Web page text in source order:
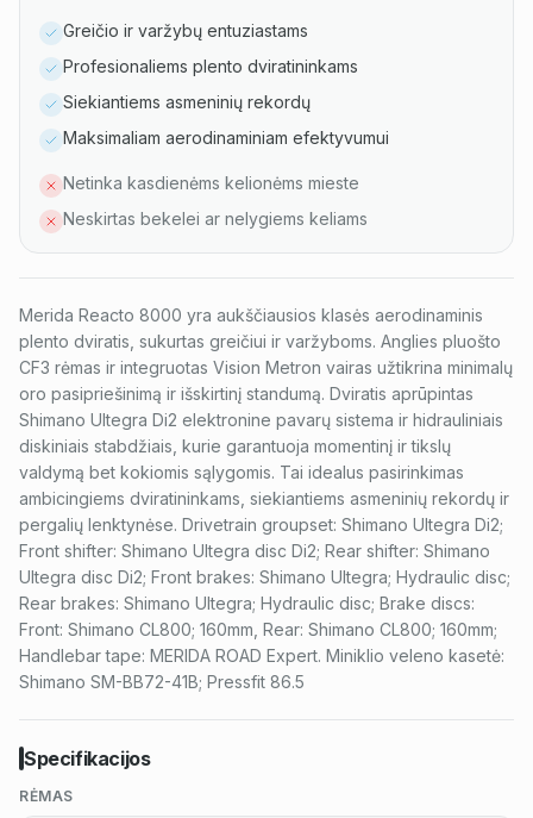
Greičio ir varžybų entuziastams
Profesionaliems plento dviratininkams
Siekiantiems asmeninių rekordų
Maksimaliam aerodinaminiam efektyvumui
Netinka kasdienėms kelionėms mieste
Neskirtas bekelei ar nelygiems keliams
Merida Reacto 8000 yra aukščiausios klasės aerodinaminis
plento dviratis, sukurtas greičiui ir varžyboms. Anglies pluošto
CF3 rėmas ir integruotas Vision Metron vairas užtikrina minimalų
oro pasipriešinimą ir išskirtinį standumą. Dviratis aprūpintas
Shimano Ultegra Di2 elektronine pavarų sistema ir hidrauliniais
diskiniais stabdžiais, kurie garantuoja momentinį ir tikslų
valdymą bet kokiomis sąlygomis. Tai idealus pasirinkimas
ambicingiems dviratininkams, siekiantiems asmeninių rekordų ir
pergalių lenktynėse. Drivetrain groupset: Shimano Ultegra Di2;
Front shifter: Shimano Ultegra disc Di2; Rear shifter: Shimano
Ultegra disc Di2; Front brakes: Shimano Ultegra; Hydraulic disc;
Rear brakes: Shimano Ultegra; Hydraulic disc; Brake discs:
Front: Shimano CL800; 160mm, Rear: Shimano CL800; 160mm;
Handlebar tape: MERIDA ROAD Expert. Miniklio veleno kasetė:
Shimano SM-BB72-41B; Pressfit 86.5
Specifikacijos
RĖMAS